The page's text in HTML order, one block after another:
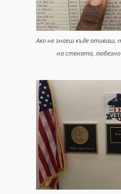
Ако не знаеш къде отиваш,
на стената,